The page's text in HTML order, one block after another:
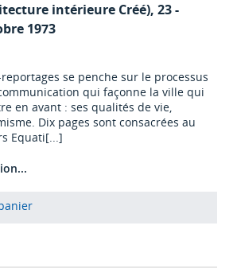
intérieure Créé), 23 -
1973
se penche sur le processus
qui façonne la ville qui
en avant : ses qualités de vie,
Dix pages sont consacrées au
Equati[...]